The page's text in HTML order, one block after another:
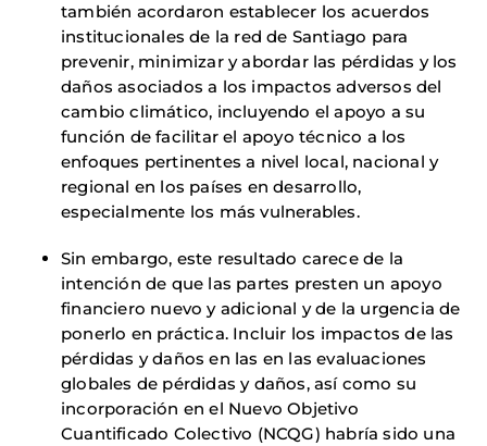
también acordaron establecer los acuerdos
institucionales de la red de Santiago para
prevenir, minimizar y abordar las pérdidas y los
daños asociados a los impactos adversos del
cambio climático, incluyendo el apoyo a su
función de facilitar el apoyo técnico a los
enfoques pertinentes a nivel local, nacional y
regional en los países en desarrollo,
especialmente los más vulnerables.
Sin embargo, este resultado carece de la
intención de que las partes presten un apoyo
financiero nuevo y adicional y de la urgencia de
ponerlo en práctica. Incluir los impactos de las
pérdidas y daños en las en las evaluaciones
globales de pérdidas y daños, así como su
incorporación en el Nuevo Objetivo
Cuantificado Colectivo (NCQG) habría sido una